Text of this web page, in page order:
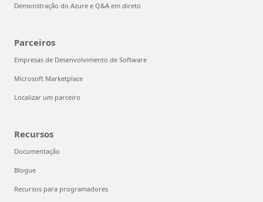
Demonstração do Azure e Q&A em direto
Parceiros
Empresas de Desenvolvimento de Software
Microsoft Marketplace
Localizar um parceiro
Recursos
Documentação
Blogue
Recursos para programadores